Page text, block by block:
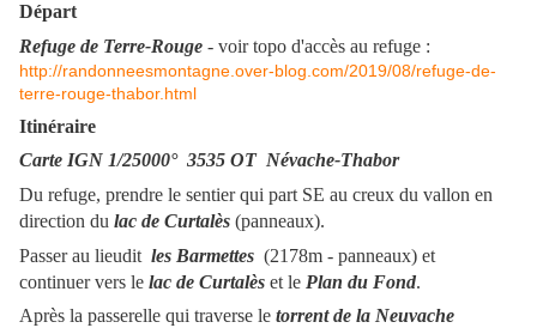
Départ
Refuge de Terre-Rouge - voir topo d'accès au refuge :
http://randonneesmontagne.over-blog.com/2019/08/refuge-de-
terre-rouge-thabor.html
Itinéraire
Carte IGN 1/25000° 3535 OT Névache-Thabor
Du refuge, prendre le sentier qui part SE au creux du vallon en
direction du lac de Curtalès (panneaux).
Passer au lieudit les Barmettes (2178m - panneaux) et
continuer vers le lac de Curtalès et le Plan du Fond.
Après la passerelle qui traverse le torrent de la Neuvache